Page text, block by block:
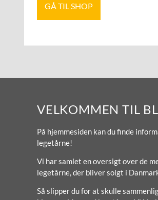
GÅ TIL SHOP
VELKOMMEN TIL
På hjemmesiden kan du finde
legetårne!
Vi har samlet en oversigt over de
legetårne, der bliver solgt i
Så slipper du for at skulle